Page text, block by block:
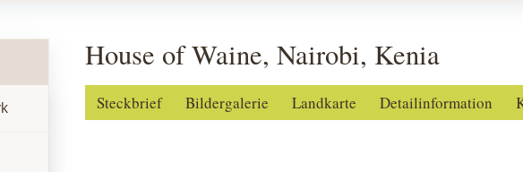
House of Waine, Nairobi, Kenia
Steckbrief Bildergalerie Landkarte Detailinformation